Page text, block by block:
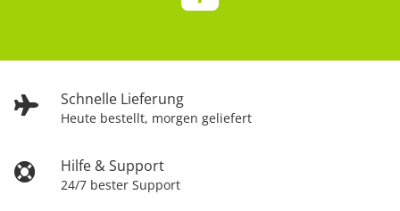
Schnelle Lieferung
Heute bestellt, morgen geliefert
Hilfe & Support
24/7 bester Support